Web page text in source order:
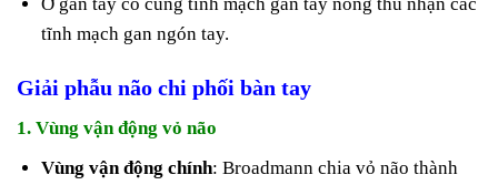
tĩnh mạch gan ngón tay.
Giải phẫu não chi phối bàn tay
1. Vùng vận động vỏ não
Vùng vận động chính: Broadmann chia vỏ não thành